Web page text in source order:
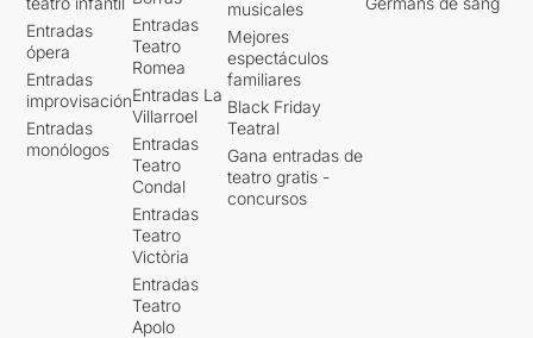
Entradas
ópera
Entradas
improvisación
Entradas
monólogos
Entradas
Teatro
Romea
Entradas La
Villarroel
Entradas
Teatro
Condal
Entradas
Teatro
Victòria
Entradas
Teatro
Apolo
musicales
Mejores
espectáculos
familiares
Black Friday
Teatral
Gana entradas de
teatro gratis -
concursos